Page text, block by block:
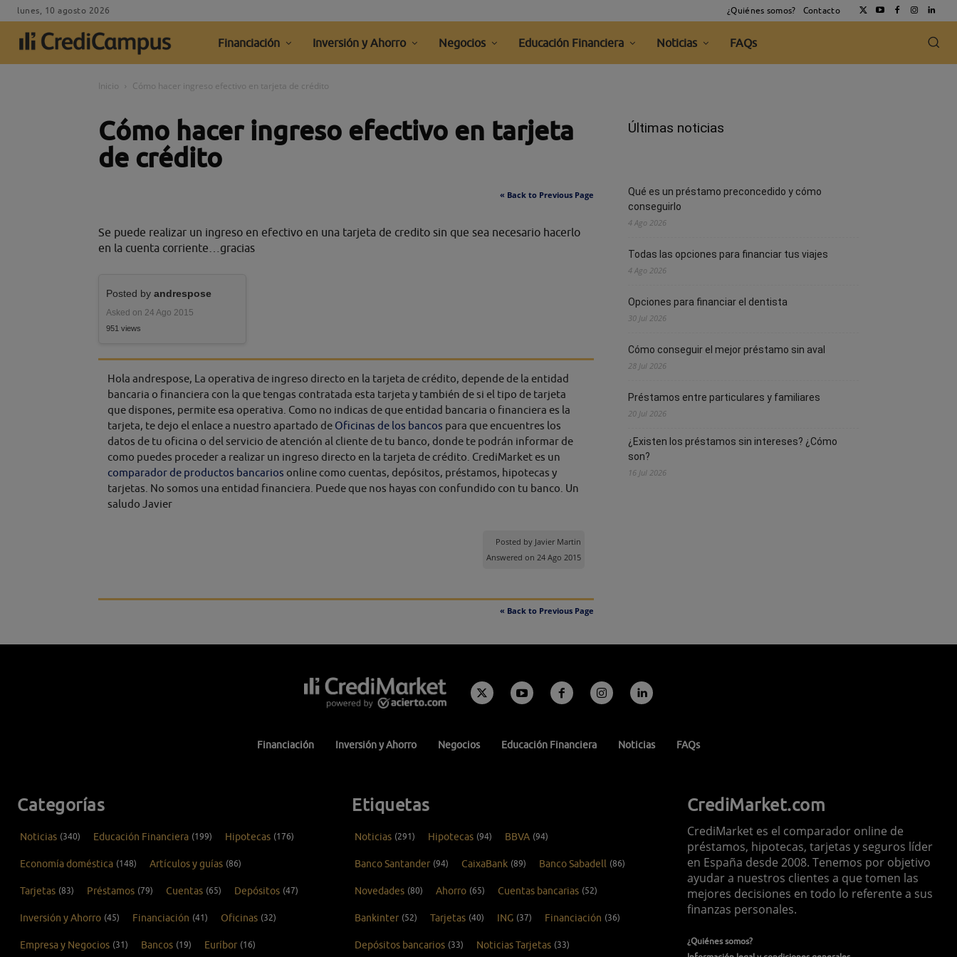
lunes, 10 agosto 2026 ¿Quiénes somos? Contacto
Financiación Inversión y Ahorro Negocios Educación Financiera Noticias FAQs
Inicio Cómo hacer ingreso efectivo en tarjeta de crédito
Cómo hacer ingreso efectivo en tarjeta
de crédito
« Back to Previous Page
Se puede realizar un ingreso en efectivo en una tarjeta de credito sin que sea necesario hacerlo
en la cuenta corriente…gracias
Posted by andrespose
Asked on 24 Ago 2015
951 views
Hola andrespose, La operativa de ingreso directo en la tarjeta de crédito, depende de la entidad
bancaria o financiera con la que tengas contratada esta tarjeta y también de si el tipo de tarjeta
que dispones, permite esa operativa. Como no indicas de que entidad bancaria o financiera es la
tarjeta, te dejo el enlace a nuestro apartado de Oficinas de los bancos para que encuentres los
datos de tu oficina o del servicio de atención al cliente de tu banco, donde te podrán informar de
como puedes proceder a realizar un ingreso directo en la tarjeta de crédito. CrediMarket es un
comparador de productos bancarios online como cuentas, depósitos, préstamos, hipotecas y
tarjetas. No somos una entidad financiera. Puede que nos hayas con confundido con tu banco. Un
saludo Javier
Posted by Javier Martin
Answered on 24 Ago 2015
« Back to Previous Page
Últimas noticias
Qué es un préstamo preconcedido y cómo
conseguirlo
4 Ago 2026
Todas las opciones para financiar tus viajes
4 Ago 2026
Opciones para financiar el dentista
30 Jul 2026
Cómo conseguir el mejor préstamo sin aval
28 Jul 2026
Préstamos entre particulares y familiares
20 Jul 2026
¿Existen los préstamos sin intereses? ¿Cómo
son?
16 Jul 2026
Financiación Inversión y Ahorro Negocios Educación Financiera Noticias FAQs
Categorías
Noticias (340) Educación Financiera (199) Hipotecas (176)
Economía doméstica (148) Artículos y guías (86)
Tarjetas (83) Préstamos (79) Cuentas (65) Depósitos (47)
Inversión y Ahorro (45) Financiación (41) Oficinas (32)
Empresa y Negocios (31) Bancos (19) Euríbor (16)
Etiquetas
Noticias (291) Hipotecas (94) BBVA (94)
Banco Santander (94) CaixaBank (89) Banco Sabadell (86)
Novedades (80) Ahorro (65) Cuentas bancarias (52)
Bankinter (52) Tarjetas (40) ING (37) Financiación (36)
Depósitos bancarios (33) Noticias Tarjetas (33)
CrediMarket.com
CrediMarket es el comparador online de
préstamos, hipotecas, tarjetas y seguros líder
en España desde 2008. Tenemos por objetivo
ayudar a nuestros clientes a que tomen las
mejores decisiones en todo lo referente a sus
finanzas personales.
¿Quiénes somos?